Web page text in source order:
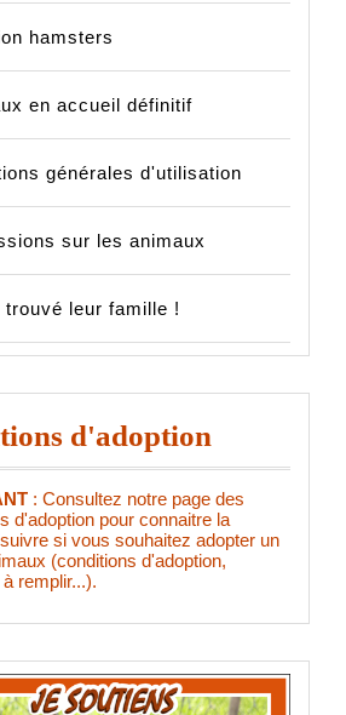
hamsters
en accueil définitif
générales d'utilisation
sur les animaux
trouvé leur famille !
d'adoption
: Consultez notre page des
d'adoption pour connaitre la
si vous souhaitez adopter un
(conditions d'adoption,
remplir...).